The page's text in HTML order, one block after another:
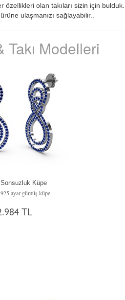
özellikleri olan takıları sizin için bulduk.
ulaşmanızı sağlayabilir..
Takı Modelleri
Küpe
ayar gümüş küpe
TL